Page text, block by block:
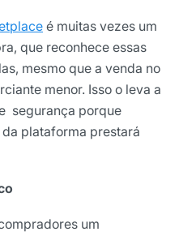
é muitas vezes um
que reconhece essas
mesmo que a venda no
menor. Isso o leva a
segurança porque
plataforma prestará
um